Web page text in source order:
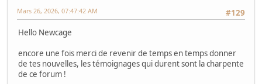
#129
Mars 26, 2026, 07:47:42 AM
Hello Newcage
encore une fois merci de revenir de temps en temps donner
de tes nouvelles, les témoignages qui durent sont la charpente
de ce forum !